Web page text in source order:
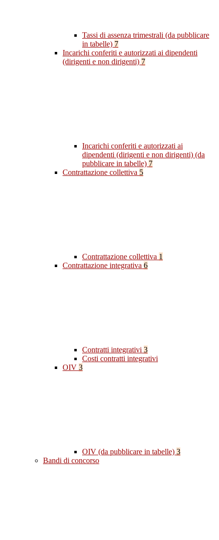
Tassi di assenza trimestrali (da pubblicare
in tabelle) 7
Incarichi conferiti e autorizzati ai dipendenti
(dirigenti e non dirigenti) 7
Incarichi conferiti e autorizzati ai
dipendenti (dirigenti e non dirigenti) (da
pubblicare in tabelle) 7
Contrattazione collettiva 5
Contrattazione collettiva 1
Contrattazione integrativa 6
Contratti integrativi 3
Costi contratti integrativi
OIV 3
OIV (da pubblicare in tabelle) 3
Bandi di concorso